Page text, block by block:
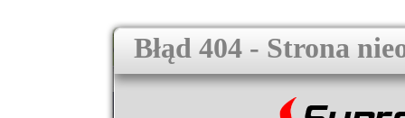
Błąd 404 - Strona